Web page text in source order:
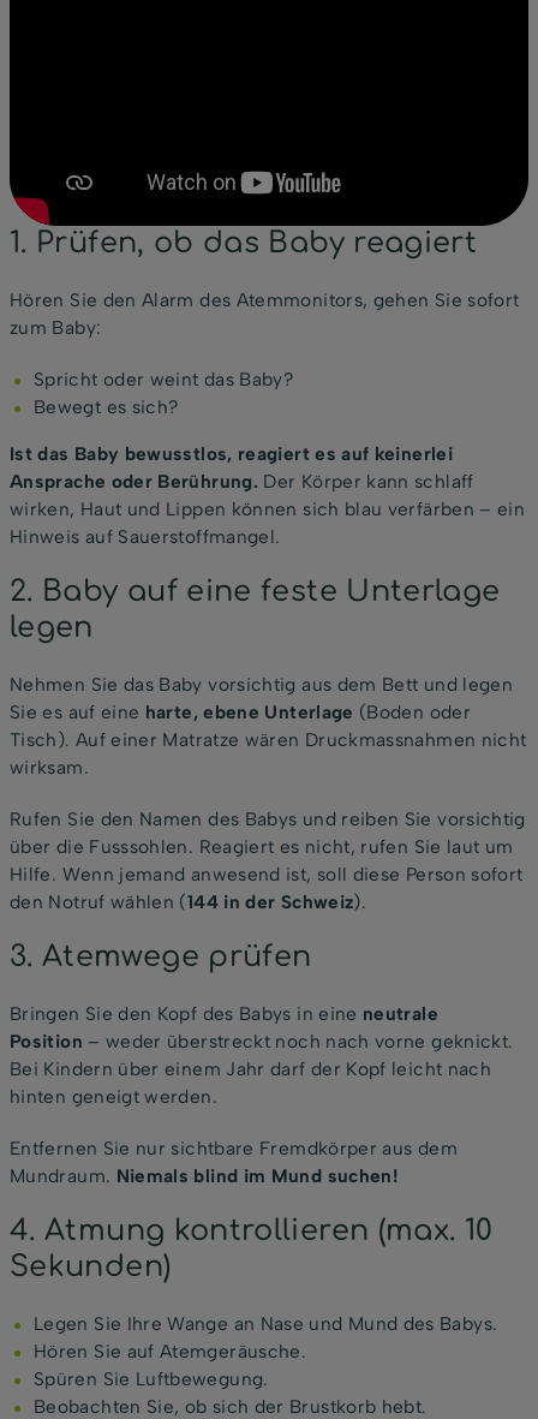
1. Prüfen, ob das Baby reagiert
Hören Sie den Alarm des Atemmonitors, gehen Sie sofort
zum Baby:
Spricht oder weint das Baby?
Bewegt es sich?
Ist das Baby bewusstlos, reagiert es auf keinerlei
Ansprache oder Berührung. Der Körper kann schlaff
wirken, Haut und Lippen können sich blau verfärben – ein
Hinweis auf Sauerstoffmangel.
2. Baby auf eine feste Unterlage
legen
Nehmen Sie das Baby vorsichtig aus dem Bett und legen
Sie es auf eine harte, ebene Unterlage (Boden oder
Tisch). Auf einer Matratze wären Druckmassnahmen nicht
wirksam.
Rufen Sie den Namen des Babys und reiben Sie vorsichtig
über die Fusssohlen. Reagiert es nicht, rufen Sie laut um
Hilfe. Wenn jemand anwesend ist, soll diese Person sofort
den Notruf wählen (144 in der Schweiz).
3. Atemwege prüfen
Bringen Sie den Kopf des Babys in eine neutrale
Position – weder überstreckt noch nach vorne geknickt.
Bei Kindern über einem Jahr darf der Kopf leicht nach
hinten geneigt werden.
Entfernen Sie nur sichtbare Fremdkörper aus dem
Mundraum. Niemals blind im Mund suchen!
4. Atmung kontrollieren (max. 10
Sekunden)
Legen Sie Ihre Wange an Nase und Mund des Babys.
Hören Sie auf Atemgeräusche.
Spüren Sie Luftbewegung.
Beobachten Sie, ob sich der Brustkorb hebt.